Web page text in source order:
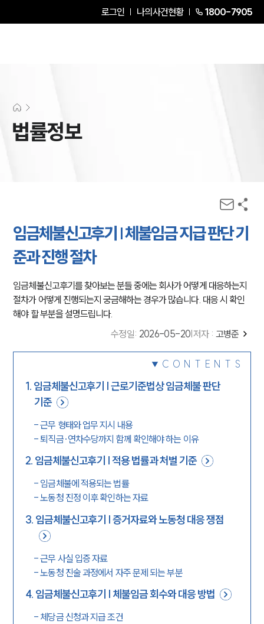
로그인 나의사건현황 1800-7905
법률정보
임금체불신고후기 | 체불임금 지급 판단 기
준과 진행 절차
임금체불신고후기를 찾아보는 분들 중에는 회사가 어떻게 대응하는지
절차가 어떻게 진행되는지 궁금해하는 경우가 많습니다. 대응 시 확인
해야 할 부분을 설명드립니다.
수정일: 2026-05-20 저자 : 고병준
CONTENTS
1. 임금체불신고후기 | 근로기준법상 임금체불 판단
기준
-근무 형태와 업무 지시 내용
-퇴직금·연차수당까지 함께 확인해야 하는 이유
2. 임금체불신고후기 | 적용 법률과 처벌 기준
- 임금체불에 적용되는 법률
-노동청 진정 이후 확인하는 자료
3. 임금체불신고후기 | 증거자료와 노동청 대응 쟁점
-근무 사실 입증 자료
-노동청 진술 과정에서 자주 문제 되는 부분
4. 임금체불신고후기 | 체불임금 회수와 대응 방법
- 체당금 신청과 지급 조건